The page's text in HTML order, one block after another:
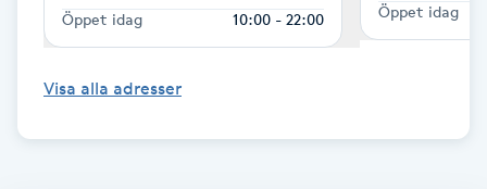
Healing
Herrklippning
HIFU
Öppet idag 10:00 - 22:00
Öppet idag
Visa alla adresser